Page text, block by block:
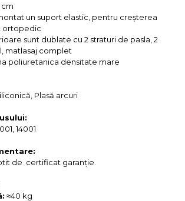
cm
un suport elastic, pentru creșterea
ortopedic
sunt dublate cu 2 straturi de pasla, 2
matlasaj complet
poliuretanica densitate mare
Plasă arcuri
14001
de certificat garanție.
≈40 kg